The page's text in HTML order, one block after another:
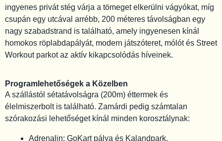
ingyenes privát stég várja a tömeget elkerülni vágyókat, míg
csupán egy utcával arrébb, 200 méteres távolságban egy
nagy szabadstrand is található, amely ingyenesen kínál
homokos röplabdapályát, modern játszóteret, mólót és Street
Workout parkot az aktív kikapcsolódás híveinek.
Programlehetőségek a Közelben
A szállástól sétatávolságra (200m) éttermek és
élelmiszerbolt is található. Zamárdi pedig számtalan
szórakozási lehetőséget kínál minden korosztálynak:
Adrenalin: GoKart pálya és Kalandpark.